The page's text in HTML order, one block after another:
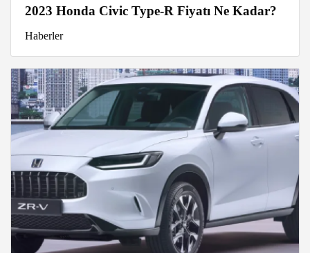
2023 Honda Civic Type-R Fiyatı Ne Kadar?
Haberler